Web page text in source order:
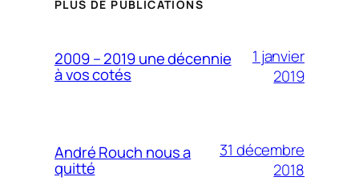
PLUS DE PUBLICATIONS
2009 – 2019 une décennie
à vos cotés
1 janvier
2019
André Rouch nous a
quitté
31 décembre
2018